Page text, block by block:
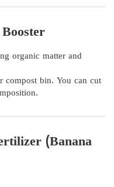
organic matter and
compost bin. You can cut
(Banana